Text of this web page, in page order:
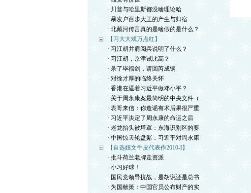
· 川普与哈里斯都没啥理论哈
· 暴发户百步大王的产生与归宿
· 北戴河传言真的是啥假的是什么？
【习大大戏万点红】
· 习江胡并肩阅兵说明了什么？
· 习江胡，京津试比高？
· 杀了毕福剑，请回芮成钢
· 对徐才厚的临终关怀
· 香港在逼着习近平做邓小平？
· 关于周永康案最简明的中央文件（
· 表哥来信：你造谣有术后果很严重
· 习近平决定了周永康的命运之后
· 老龙抬头被塔罩：东海识别区的要
· 中国惊天轮盘赌：习近平对周永康
【自选妞文牛皮代表作2010-I】
· 批斗荷兰老牌走资派
· 小习好球！
· 国民党领导抗战，是胡说还是总书
· 为国献策：中国官员公布财产的实